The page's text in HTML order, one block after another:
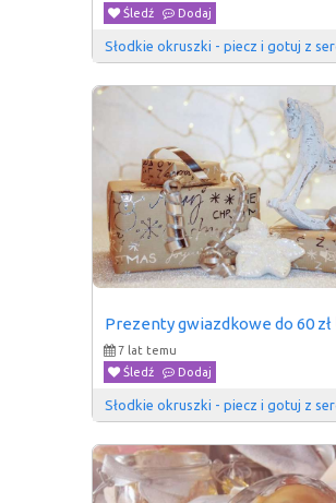
Śledź
Dodaj
Słodkie okruszki - piecz i gotuj z
Prezenty gwiazdkowe do 60 zł
7 lat temu
Śledź
Dodaj
Słodkie okruszki - piecz i gotuj z